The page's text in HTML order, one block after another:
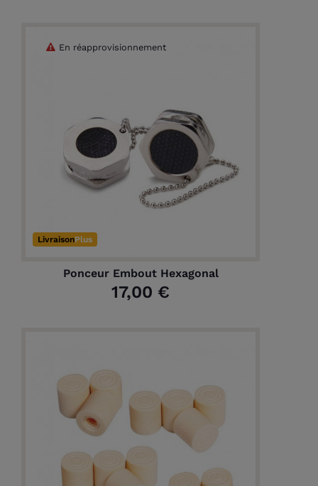
LivraisonPlus
Ponceur Embout Hexagonal
17,00 €
En réapprovisionnement